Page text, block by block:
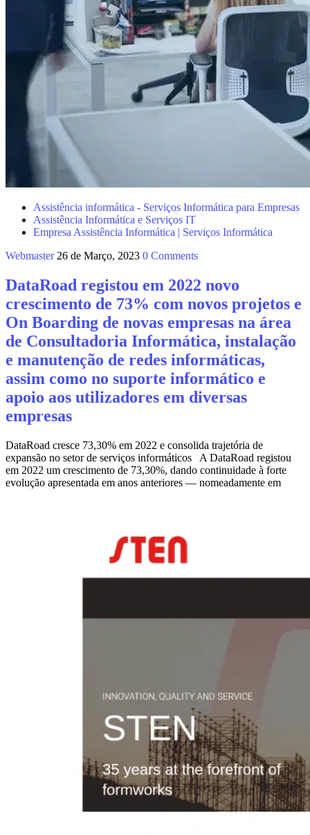
Assistência informática - Serviços Informática para Empresas
Assistência Informática e Serviços IT
Empresa Assistência Informática | Serviços Informática
Webmaster 26 de Março, 2023 0 Comments
DataRoad registou em 2022 novo
crescimento de 73% com novos projetos e
On Boarding de novas empresas na área
de Consultadoria Informática, instalação
e manutenção de redes informáticas,
assim como no suporte informático e
apoio aos utilizadores em diversas
empresas
DataRoad cresce 73,30% em 2022 e consolida trajetória de
expansão no setor de serviços informáticos A DataRoad registou
em 2022 um crescimento de 73,30%, dando continuidade à forte
evolução apresentada em anos anteriores — nomeadamente em